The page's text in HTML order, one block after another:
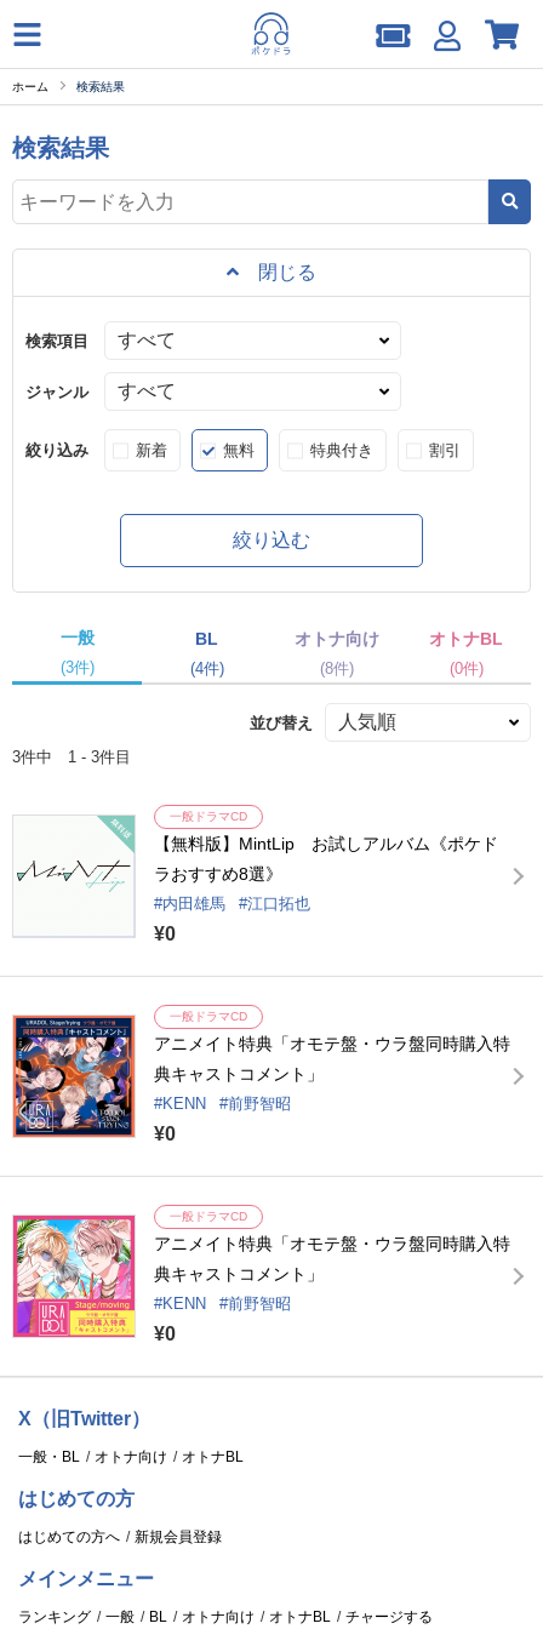
ホーム 検索結果
検索結果
閉じる
検索項目
ジャンル
絞り込み 新着 無料 特典付き 割引
絞り込む
一般
(3件)
BL
(4件)
オトナ向け
(8件)
オトナBL
(0件)
並び替え
3件中 1 - 3件目
一般ドラマCD
【無料版】MintLip お試しアルバム《ポケド
ラおすすめ8選》
内田雄馬 江口拓也
¥0
一般ドラマCD
アニメイト特典「オモテ盤・ウラ盤同時購入特
典キャストコメント」
KENN 前野智昭
¥0
一般ドラマCD
アニメイト特典「オモテ盤・ウラ盤同時購入特
典キャストコメント」
KENN 前野智昭
¥0
X（旧Twitter）
一般・BL オトナ向け オトナBL
はじめての方
はじめての方へ 新規会員登録
メインメニュー
ランキング 一般 BL オトナ向け オトナBL チャージする